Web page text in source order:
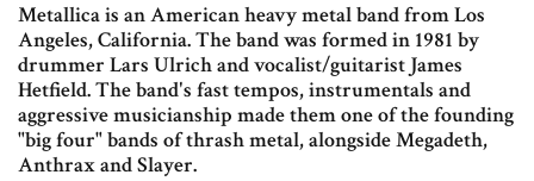
Metallica is an American heavy metal band from Los
Angeles, California. The band was formed in 1981 by
drummer Lars Ulrich and vocalist/guitarist James
Hetfield. The band's fast tempos, instrumentals and
aggressive musicianship made them one of the founding
"big four" bands of thrash metal, alongside Megadeth,
Anthrax and Slayer.